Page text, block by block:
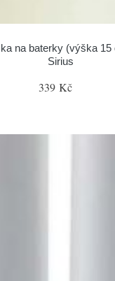
na baterky (výška 15
Sirius
339 Kč